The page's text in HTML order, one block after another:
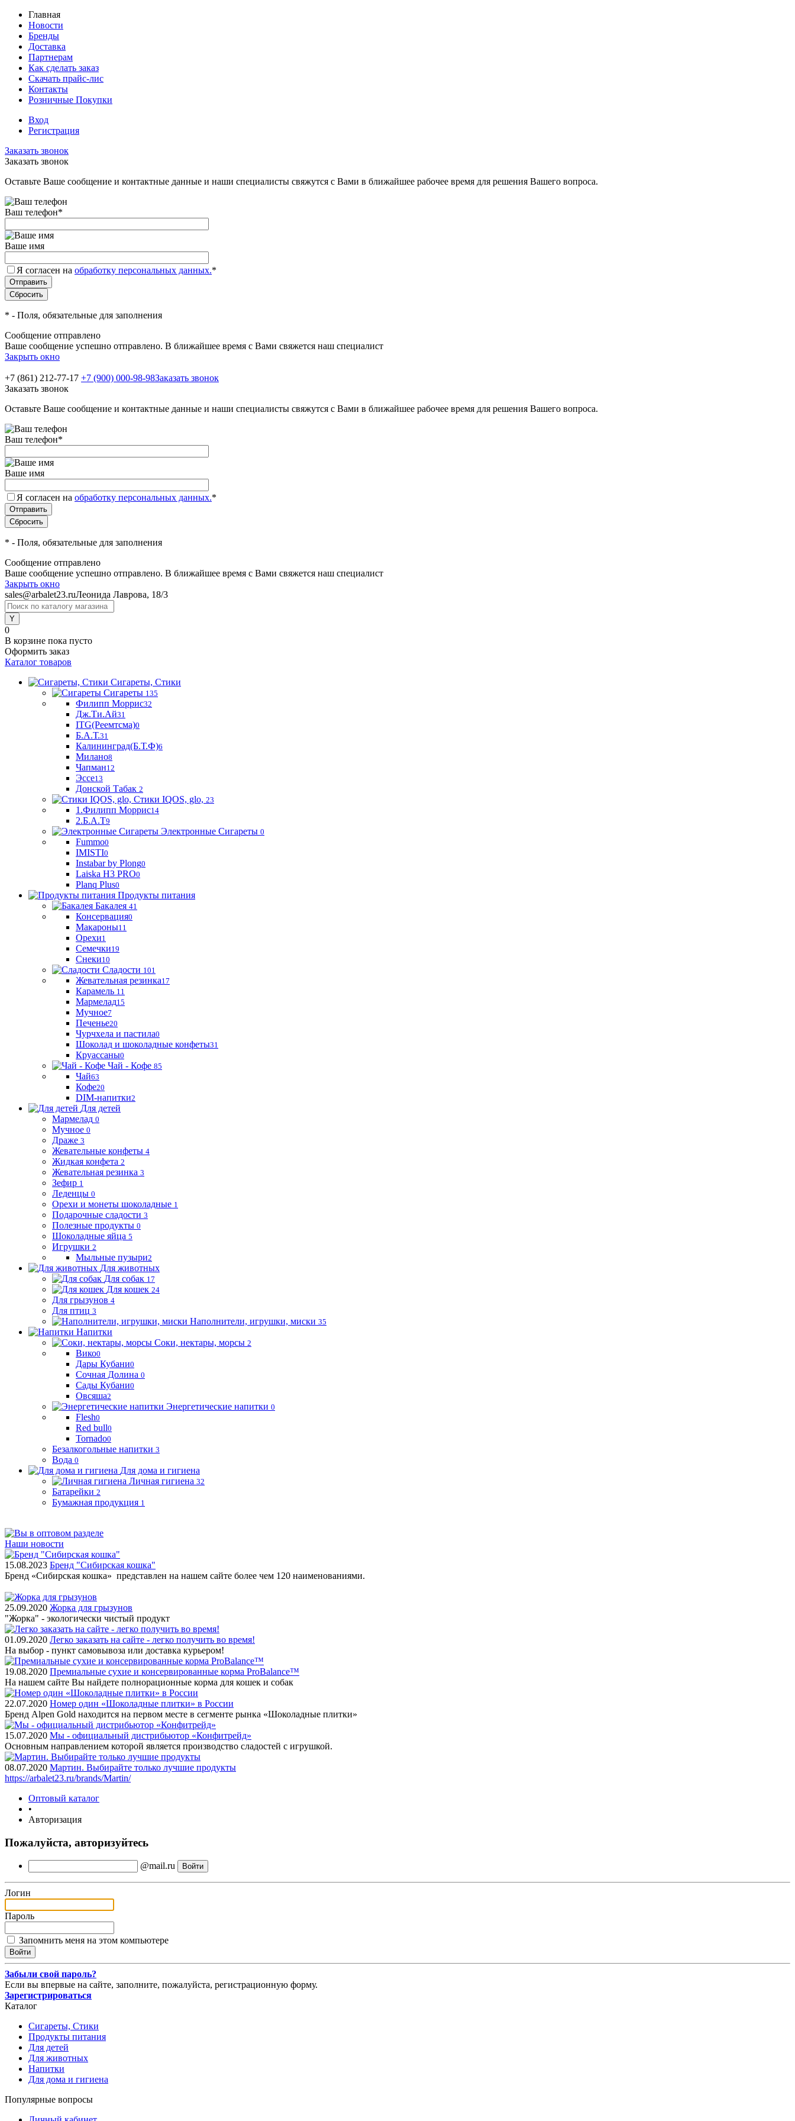
Главная
Новости
Бренды
Доставка
Партнерам
Как сделать заказ
Скачать прайс-лис
Контакты
Розничные Покупки
Вход
Регистрация
Заказать звонок
Заказать звонок
Оставьте Ваше сообщение и контактные данные и наши специалисты свяжутся с Вами в ближайшее рабочее время для решения Вашего вопроса.
Ваш телефон*
Ваше имя
Я согласен на обработку персональных данных.*
* - Поля, обязательные для заполнения
Сообщение отправлено
Ваше сообщение успешно отправлено. В ближайшее время с Вами свяжется наш специалист
Закрыть окно
+7 (861) 212-77-17 +7 (900) 000-98-98Заказать звонок
Заказать звонок
Оставьте Ваше сообщение и контактные данные и наши специалисты свяжутся с Вами в ближайшее рабочее время для решения Вашего вопроса.
Ваш телефон*
Ваше имя
Я согласен на обработку персональных данных.*
* - Поля, обязательные для заполнения
Сообщение отправлено
Ваше сообщение успешно отправлено. В ближайшее время с Вами свяжется наш специалист
Закрыть окно
sales@arbalet23.ruЛеонида Лаврова, 18/3
0
В корзине пока пусто
Оформить заказ
Каталог товаров
Сигареты, Стики
Сигареты 135
Филипп Моррис32
Дж.Ти.Ай31
ITG(Реемтсма)0
Б.А.Т.31
Калининград(Б.Т.Ф)6
Милано8
Чапман12
Эссе13
Донской Табак 2
Стики IQOS, glo, 23
1.Филипп Моррис14
2.Б.А.Т9
Электронные Сигареты 0
Fummo0
IMISTI0
Instabar by Plong0
Laiska H3 PRO0
Planq Plus0
Продукты питания
Бакалея 41
Консервация0
Макароны11
Орехи1
Семечки19
Снеки10
Сладости 101
Жевательная резинка17
Карамель 11
Мармелад15
Мучное7
Печенье20
Чурчхела и пастила0
Шоколад и шоколадные конфеты31
Круассаны0
Чай - Кофе 85
Чай63
Кофе20
DIM-напитки2
Для детей
Мармелад 0
Мучное 0
Драже 3
Жевательные конфеты 4
Жидкая конфета 2
Жевательная резинка 3
Зефир 1
Леденцы 0
Орехи и монеты шоколадные 1
Подарочные сладости 3
Полезные продукты 0
Шоколадные яйца 5
Игрушки 2
Мыльные пузыри2
Для животных
Для собак 17
Для кошек 24
Для грызунов 4
Для птиц 3
Наполнители, игрушки, миски 35
Напитки
Соки, нектары, морсы 2
Вико0
Дары Кубани0
Сочная Долина 0
Сады Кубани0
Овсяша2
Энергетические напитки 0
Flesh0
Red bull0
Tornado0
Безалкогольные напитки 3
Вода 0
Для дома и гигиена
Личная гигиена 32
Батарейки 2
Бумажная продукция 1
Наши новости
15.08.2023 Бренд "Сибирская кошка"
Бренд «Сибирская кошка» представлен на нашем сайте более чем 120 наименованиями.
25.09.2020 Жорка для грызунов
"Жорка" - экологически чистый продукт
01.09.2020 Легко заказать на сайте - легко получить во время!
На выбор - пункт самовывоза или доставка курьером!
19.08.2020 Премиальные сухие и консервированные корма ProBalance™
На нашем сайте Вы найдете полнорационные корма для кошек и собак
22.07.2020 Номер один «Шоколадные плитки» в России
Бренд Alpen Gold находится на первом месте в сегменте рынка «Шоколадные плитки»
15.07.2020 Мы - официальный дистрибьютор «Конфитрейд»
Основным направлением которой является производство сладостей с игрушкой.
08.07.2020 Мартин. Выбирайте только лучшие продукты
https://arbalet23.ru/brands/Martin/
Оптовый каталог
•
Авторизация
Пожалуйста, авторизуйтесь
@mail.ru
Логин
Пароль
Запомнить меня на этом компьютере
Забыли свой пароль?
Если вы впервые на сайте, заполните, пожалуйста, регистрационную форму.
Зарегистрироваться
Каталог
Сигареты, Стики
Продукты питания
Для детей
Для животных
Напитки
Для дома и гигиена
Популярные вопросы